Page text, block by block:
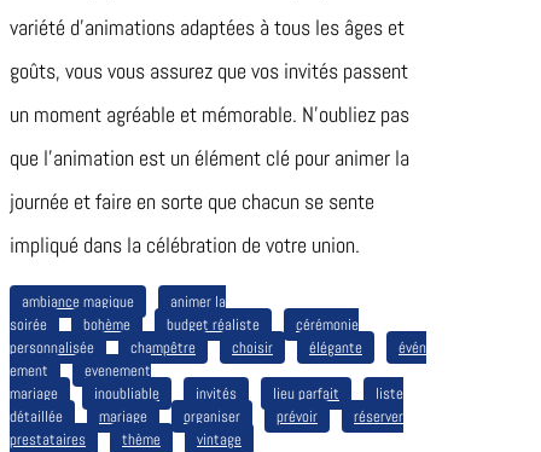
variété d’animations adaptées à tous les âges et
goûts, vous vous assurez que vos invités passent
un moment agréable et mémorable. N’oubliez pas
que l’animation est un élément clé pour animer la
journée et faire en sorte que chacun se sente
impliqué dans la célébration de votre union.
ambiance magique
animer la
soirée
bohème budget réaliste
cérémonie
personnalisée
champêtre choisir élégante
évén
ement
evenement
mariage
inoubliable invités lieu parfait
liste
détaillée
mariage organiser prévoir
réserver
prestataires
thème vintage